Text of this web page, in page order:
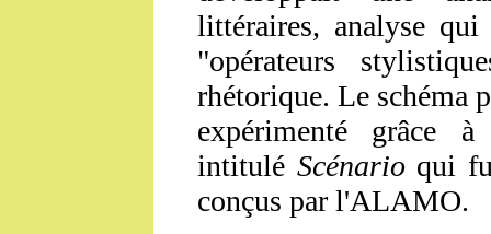
littéraires, analyse
"opérateurs
rhétorique. Le schéma
expérimenté grâce
intitulé Scénarioqui
conçus par l'ALAMO.